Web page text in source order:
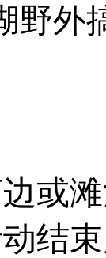
野外
或
结